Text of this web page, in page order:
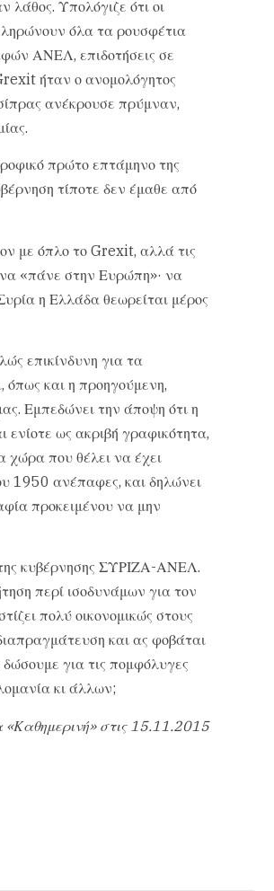
λάθος. Υπολόγιζε ότι οι
όλα τα ρουσφέτια
ΑΝΕΛ, επιδοτήσεις σε
ήταν ο ανομολόγητος
ανέκρουσε πρύμναν,
πρώτο επτάμηνο της
τίποτε δεν έμαθε από
με όπλο το Grexit, αλλά τις
«πάνε στην Ευρώπη»· να
η Ελλάδα θεωρείται μέρος
επικίνδυνη για τα
και η προηγούμενη,
Εμπεδώνει την άποψη ότι η
ως ακριβή γραφικότητα,
χώρα που θέλει να έχει
1950 ανέπαφες, και δηλώνει
προκειμένου να μην
κυβέρνησης ΣΥΡΙΖΑ-ΑΝΕΛ.
περί ισοδυνάμων για τον
πολύ οικονομικώς στους
και ας φοβάται
δώσουμε για τις πομφόλυγες
κι άλλων;
«Καθημερινή» στις 15.11.2015